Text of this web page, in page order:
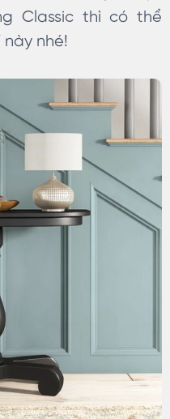
Classic thì có thể
nhé!